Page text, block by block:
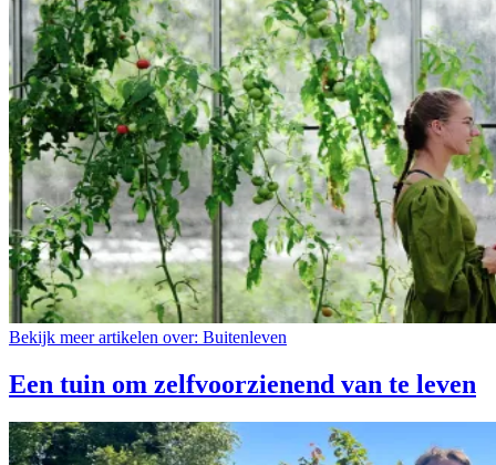
Bekijk meer artikelen over: Buitenleven
Een tuin om zelfvoorzienend van te leven